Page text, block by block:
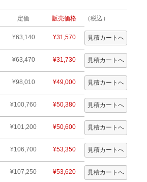
定価 販売価格 （税込）
¥63,140 ¥31,570
¥63,470 ¥31,730
¥98,010 ¥49,000
¥100,760 ¥50,380
¥101,200 ¥50,600
¥106,700 ¥53,350
¥107,250 ¥53,620